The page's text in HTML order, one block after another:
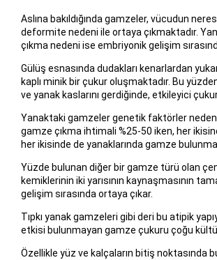
Aslına bakıldığında gamzeler, vücudun
deformite nedeni ile ortaya çıkmaktadır.
çıkma nedeni ise embriyonik gelişim
Gülüş esnasında dudakları kenarlardan
kaplı minik bir çukur oluşmaktadır. Bu
ve yanak kaslarını gerdiğinde, etkileyici
Yanaktaki gamzeler genetik faktörler
gamze çıkma ihtimali %25-50 iken, her
her ikisinde de yanaklarında gamze
Yüzde bulunan diğer bir gamze türü olan
kemiklerinin iki yarısının kaynaşmasının
gelişim sırasında ortaya çıkar.
Tıpkı yanak gamzeleri gibi deri bu atipik
etkisi bulunmayan gamze çukuru çoğu
Özellikle yüz ve kalçaların bitiş noktasında